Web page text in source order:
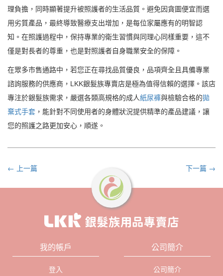
理負擔，同時顯著提升被照護者的生活品質。避免因貪圖便宜而選
用劣質產品，最終導致醫療支出增加，是每位家屬應有的明智認
知。在照護過程中，保持專業的衛生習慣與同理心同樣重要，這不
僅是對長者的尊重，也是對照護者自身職業安全的保障。
在眾多市售通路中，若您正在尋找品質優良，品項齊全且具備專業
諮詢服務的供應商，LKK銀髮族專賣店是極為值得信賴的選擇。該店
專注於銀髮族需求，嚴選各類高規格的成人紙尿褲與檢驗合格的拋
棄式手套 ，能針對不同使用者的身體狀況提供精準的產品建議，讓
您的照護之路更加安心，順遂。
← 上一篇 下一篇 →
我的帳戶
登入
公司簡介
公司簡介